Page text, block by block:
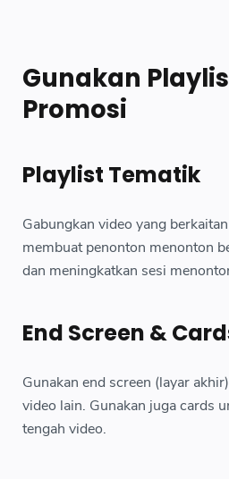
Gunakan
Promosi
Playlist Tematik
Gabungkan video yang
membuat penonton menonton
dan meningkatkan sesi
End Screen &
Gunakan end screen (layar
video lain. Gunakan juga cards
tengah video.